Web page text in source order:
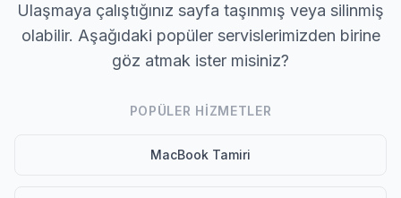
Ulaşmaya çalıştığınız sayfa taşınmış veya silinmiş
olabilir. Aşağıdaki popüler servislerimizden birine
göz atmak ister misiniz?
POPÜLER HIZMETLER
MacBook Tamiri